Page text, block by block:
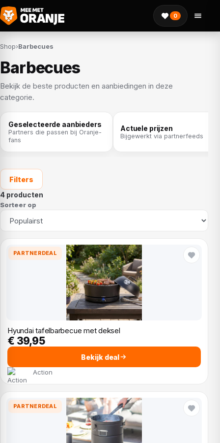
0
Shop›Barbecues
Barbecues
Bekijk de beste producten en aanbiedingen in deze
categorie.
Geselecteerde aanbieders
Partners die passen bij Oranje-
fans
Actuele prijzen
Bijgewerkt via partnerfeeds
Filters
4 producten
Sorteer op
PARTNERDEAL
Hyundai tafelbarbecue met deksel
€ 39,95
Bekijk deal
Action
PARTNERDEAL